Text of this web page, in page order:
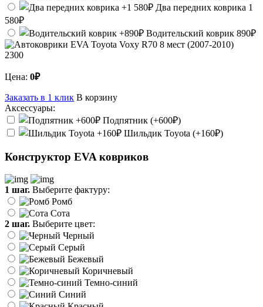
Два передних коврика 1
580₽
Водительский коврик 890₽
2300
Цена: 0₽
Заказать в 1 клик В корзину
Аксессуары:
Подпятник (+600₽)
Шильдик Toyota (+160₽)
Конструктор EVA ковриков
1 шаг. Выберите фактуру:
Ромб
Сота
2 шаг. Выберите цвет:
Черный
Серый
Бежевый
Коричневый
Темно-синий
Синий